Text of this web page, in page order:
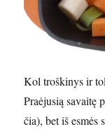
Kol troškinys ir
Praėjusią savaitę
čia), bet iš esmės